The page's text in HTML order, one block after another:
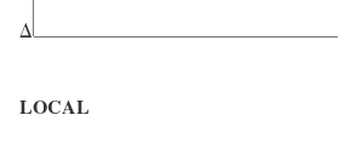
Δ
LOCAL